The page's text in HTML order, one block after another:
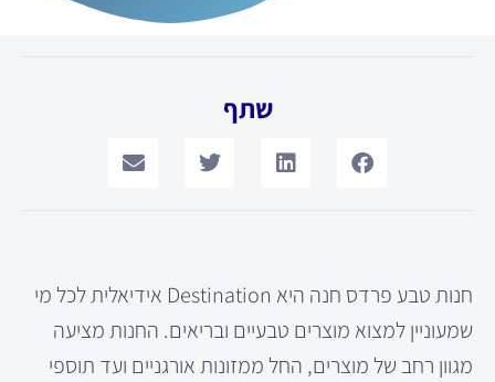
שתף
חנות טבע פרדס חנה היא Destination אידיאלית לכל מי
שמעוניין למצוא מוצרים טבעיים ובריאים. החנות מציעה
מגוון רחב של מוצרים, החל ממזונות אורגניים ועד תוספי